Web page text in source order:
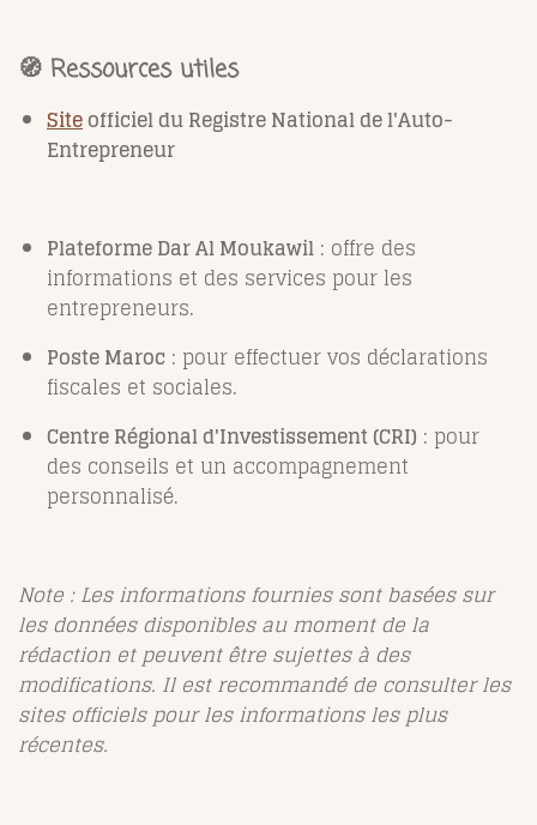
🧭 Ressources utiles
Siteofficiel du Registre National de l'Auto-
Entrepreneur
Plateforme Dar Al Moukawil : offre des
informations et des services pour les
entrepreneurs.
Poste Maroc : pour effectuer vos déclarations
fiscales et sociales.
Centre Régional d'Investissement (CRI) : pour
des conseils et un accompagnement
personnalisé.
Note : Les informations fournies sont basées sur
les données disponibles au moment de la
rédaction et peuvent être sujettes à des
modifications. Il est recommandé de consulter les
sites officiels pour les informations les plus
récentes.